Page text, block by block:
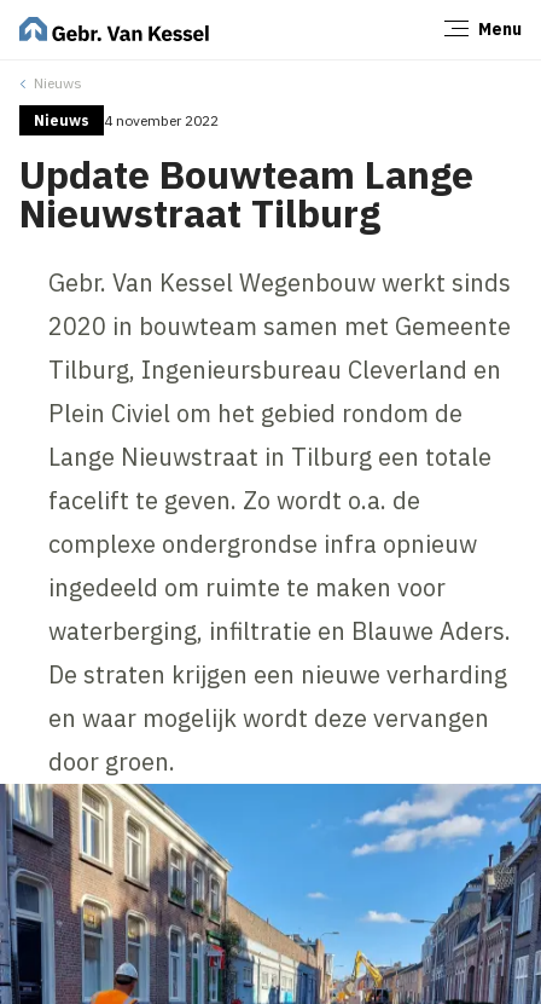
Menu
Nieuws
Nieuws 4 november 2022
Update Bouwteam Lange
Nieuwstraat Tilburg
Gebr. Van Kessel Wegenbouw werkt sinds
2020 in bouwteam samen met Gemeente
Tilburg, Ingenieursbureau Cleverland en
Plein Civiel om het gebied rondom de
Lange Nieuwstraat in Tilburg een totale
facelift te geven. Zo wordt o.a. de
complexe ondergrondse infra opnieuw
ingedeeld om ruimte te maken voor
waterberging, infiltratie en Blauwe Aders.
De straten krijgen een nieuwe verharding
en waar mogelijk wordt deze vervangen
door groen.
Sluiten